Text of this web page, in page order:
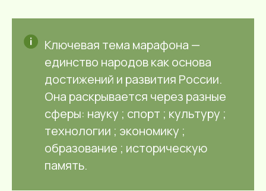
Ключевая тема марафона —
единство народов как основа
достижений и развития России.
Она раскрывается через разные
сферы: науку ; спорт ; культуру ;
технологии ; экономику ;
образование ; историческую
память.